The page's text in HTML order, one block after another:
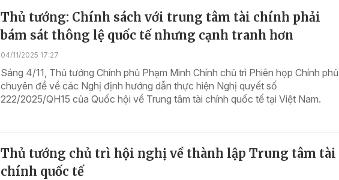
Thủ tướng: Chính sách với trung tâm tài chính phải
bám sát thông lệ quốc tế nhưng cạnh tranh hơn
04/11/2025 17:27
Sáng 4/11, Thủ tướng Chính phủ Phạm Minh Chính chủ trì Phiên họp Chính phủ
chuyên đề về các Nghị định hướng dẫn thực hiện Nghị quyết số
222/2025/QH15 của Quốc hội về Trung tâm tài chính quốc tế tại Việt Nam.
Thủ tướng chủ trì hội nghị về thành lập Trung tâm tài
chính quốc tế